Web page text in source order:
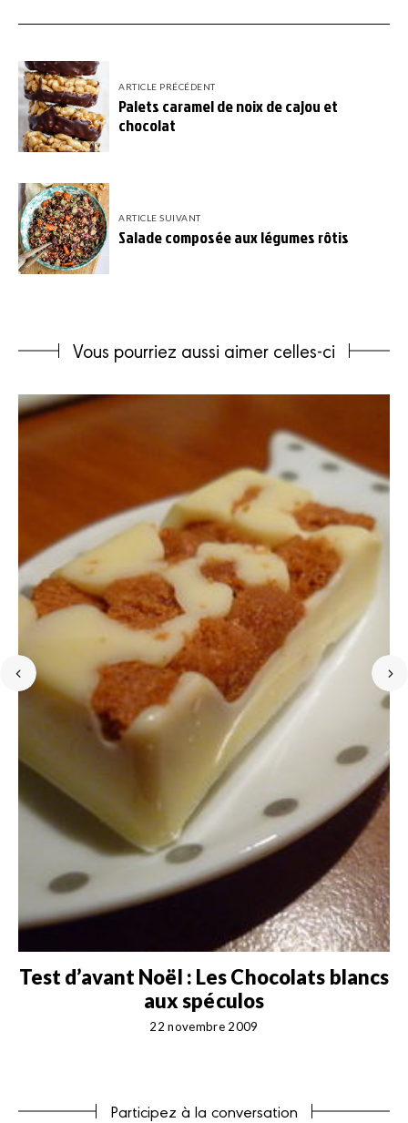
ARTICLE PRÉCÉDENT
Palets caramel de noix de cajou et
chocolat
ARTICLE SUIVANT
Salade composée aux légumes rôtis
Vous pourriez aussi aimer celles-ci
Test d’avant Noël : Les Chocolats blancs
aux spéculos
22 novembre 2009
Participez à la conversation